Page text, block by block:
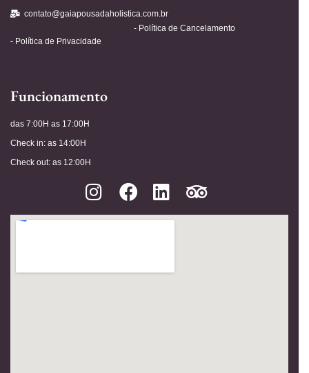
contato@gaiapousadaholistica.com.br
- Política de Privacidade
- Política de Cancelamento
Funcionamento
das 7:00H as 17:00H
Check in: as 14:00H
Check out: as 12:00H